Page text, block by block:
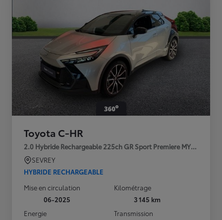
Toyota C-HR
2.0 Hybride Rechargeable 225ch GR Sport Premiere MY25
SEVREY
HYBRIDE RECHARGEABLE
Mise en circulation
06-2025
Kilométrage
3 145 km
Energie
Transmission